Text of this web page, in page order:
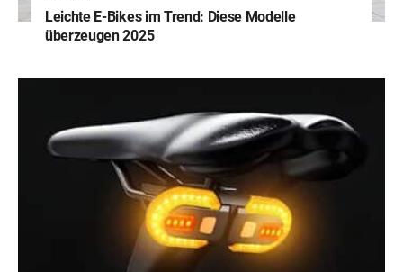
Leichte E-Bikes im Trend: Diese Modelle
überzeugen 2025